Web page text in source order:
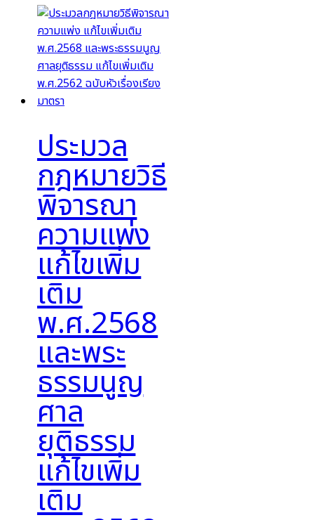
ประมวล
กฎหมายวิธี
พิจารณา
ความแพ่ง
แก้ไขเพิ่ม
เติม
พ.ศ.2568
และพระ
ธรรมนูญ
ศาล
ยุติธรรม
แก้ไขเพิ่ม
เติม